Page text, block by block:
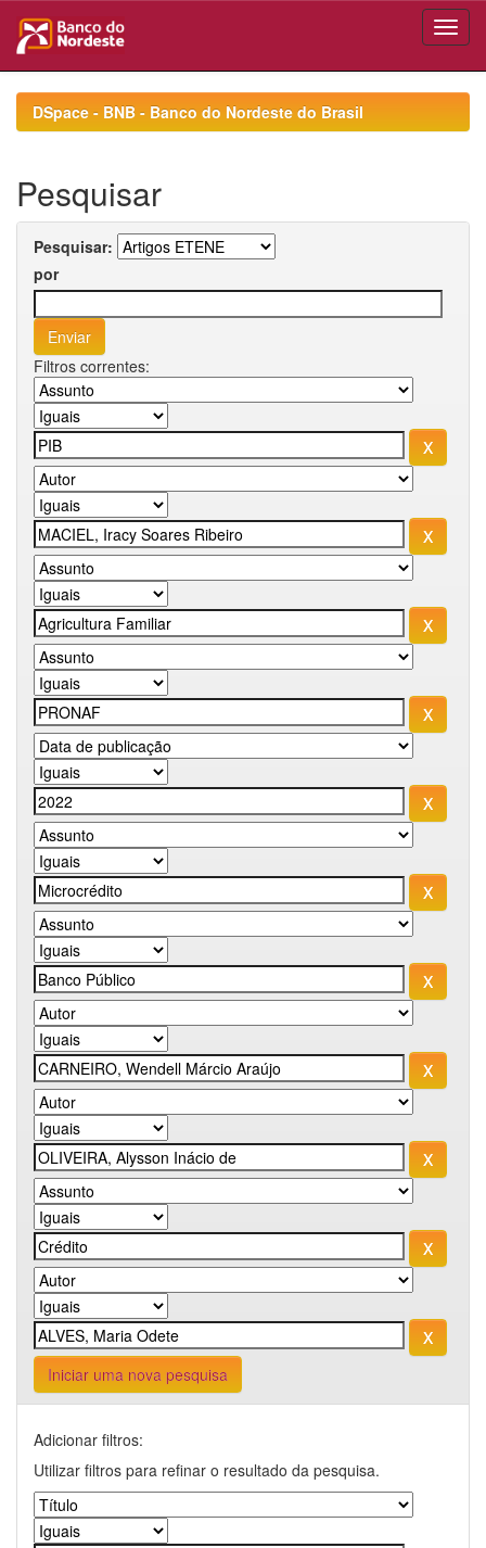
navigationDSpace - BNB - Banco do Nordeste do Brasil
Pesquisar
Pesquisar:
por
Filtros correntes:
Iniciar uma nova pesquisa
Adicionar filtros:
Utilizar filtros para refinar o resultado da pesquisa.